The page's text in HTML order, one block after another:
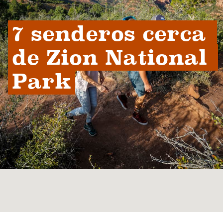
7 senderos cerca
de Zion National
Park